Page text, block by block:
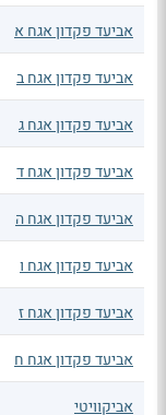
אביעד פקדון אגח א
אביעד פקדון אגח ב
אביעד פקדון אגח ג
אביעד פקדון אגח ד
אביעד פקדון אגח ה
אביעד פקדון אגח ו
אביעד פקדון אגח ז
אביעד פקדון אגח ח
אביקוויטי